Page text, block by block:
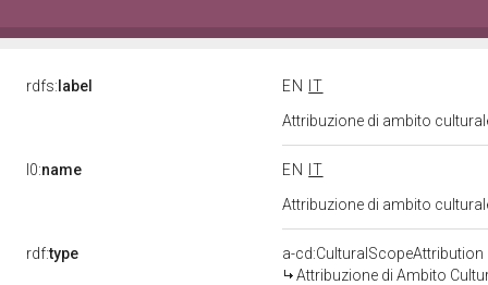
rdfs: label EN
IT
Attribuzione di ambito
l0:name EN
IT
Attribuzione di ambito
rdf:type
a-cd:CulturalScopeAttribution
Attribuzione di Ambito